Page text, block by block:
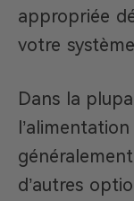
appropriée
votre
Dans la
d’autres